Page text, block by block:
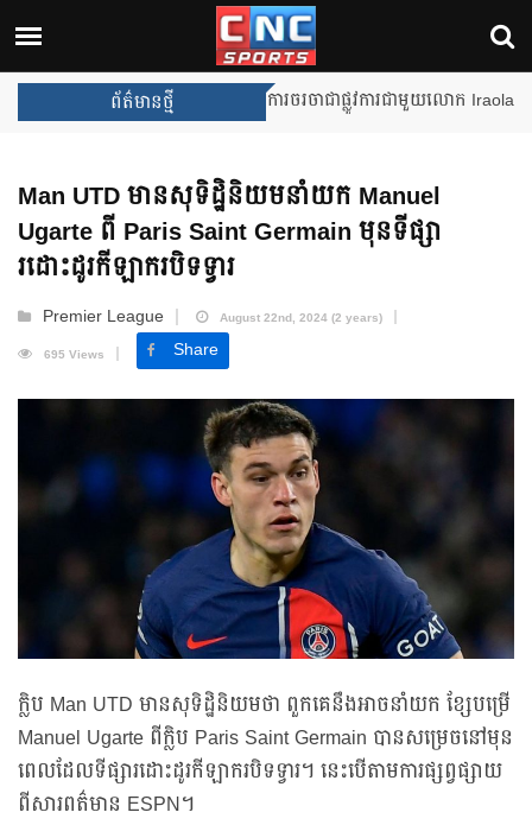
ព័ត៌មានថ្មី Unai Emery សន្យាថានឹងឈ្នះពាន
Man UTD មានសុទិដ្ឋិនិយមនាំយក Manuel
Ugarte ពី Paris Saint Germain មុនទីផ្សា
រដោះដូរកីឡាករបិទទ្វារ
Premier League
August 22nd, 2024 (2 years)
695 Views
Share
ក្លិប Man UTD មានសុទិដ្ឋិនិយមថា ពួកគេនឹងអាចនាំយក ខ្សែបម្រើ
Manuel Ugarte ពីក្លិប Paris Saint Germain បានសម្រេចនៅមុន
ពេលដែលទីផ្សារដោះដូរកីឡាករបិទទ្វារ។ នេះបើតាមការផ្សព្វផ្សាយ
ពីសារពត៌មាន ESPN។